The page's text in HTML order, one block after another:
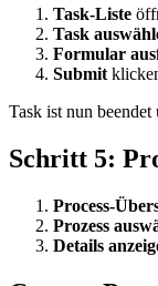
Task-Liste
Task
Formular
Submit
Task ist nun
Schritt 5:
Process-
Prozess
Details